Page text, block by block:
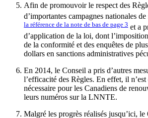
Afin de promouvoir le respect des
d’importantes campagnes nationales
la référence de la note de bas de page 3 et a
d’application de la loi, dont
de la conformité et des enquêtes de
dollars en sanctions administratives
En 2014, le Conseil a pris d’autres
l’efficacité des Règles. En effet, il
nécessaire pour les Canadiens de
leurs numéros sur la LNNTE.
Malgré les progrès réalisés jusqu’ici,